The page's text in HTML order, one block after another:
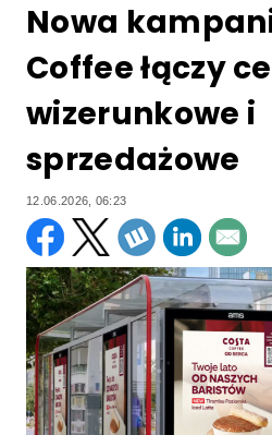
Nowa
Coffee łączy
wizerunkowe i
sprzedażowe
12.06.2026, 06:23